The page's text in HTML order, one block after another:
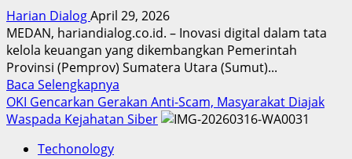
Harian DialogApril 29, 2026
MEDAN, hariandialog.co.id. – Inovasi digital dalam tata
kelola keuangan yang dikembangkan Pemerintah
Provinsi (Pemprov) Sumatera Utara (Sumut)...
Baca Selengkapnya
more
about
OKI Gencarkan Gerakan Anti-Scam, Masyarakat Diajak
Waspada Kejahatan Siber
Techonology